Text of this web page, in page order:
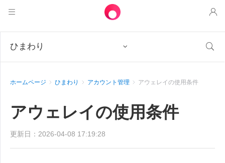
Intelligenteネットワーキング
AweShell
NATトラバーサルエキスパート
ソリューション
ITオペレーション & サポート
リモートワーク
テクニカルサポート
ダウンロード
AweSunパーソナル版
AweSeedクライアント
価格
AweSunパーソナルプラン
リソース
ひまわり  
ホームページ ひまわり アカウント管理 アウェレイの使用条件
アウェレイの使用条件
更新日：2026-04-08 17:19:28